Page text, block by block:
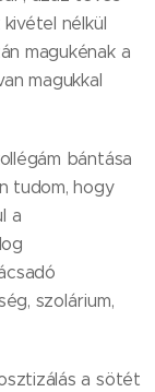
nélkül
magukénak a
magukkal
bántása
tudom, hogy
a
szolárium,
a sötét